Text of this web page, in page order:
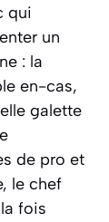
qui
un
: la
en-cas,
galette
de pro et
le chef
fois